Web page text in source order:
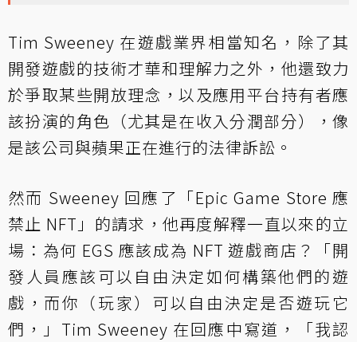
Tim Sweeney 在遊戲業界相當知名，除了其
開發遊戲的技術才華和理解力之外，他還致力
於爭取某些開放理念，以及應用平台持有者應
該扮演的角色（尤其是在收入分潤部分），像
是該公司與蘋果正在進行的法律訴訟。
然而 Sweeney 回應了「Epic Game Store 應
禁止 NFT」的請求，他再度解釋一直以來的立
場：為何 EGS 應該成為 NFT 遊戲商店？「開
發人員應該可以自由決定如何構築他們的遊
戲，而你（玩家）可以自由決定是否遊玩它
們，」Tim Sweeney 在回應中寫道，「我認